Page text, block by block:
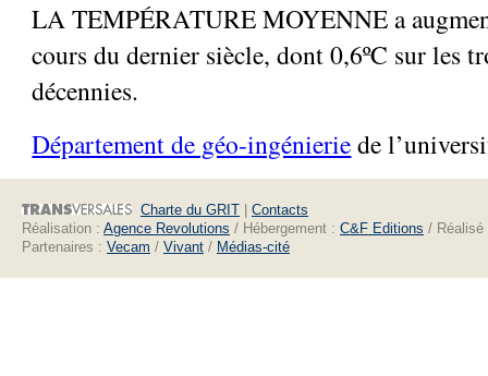
LA TEMPÉRATURE MOYENNE a
cours du dernier siècle, dont 0,6ºC sur les
décennies.
Département de géo-ingénieriede
Charte du GRIT
Contacts
Réalisation : Agence Revolutions / Hébergement : C&F Editions /
Partenaires : Vecam / Vivant / Médias-cité